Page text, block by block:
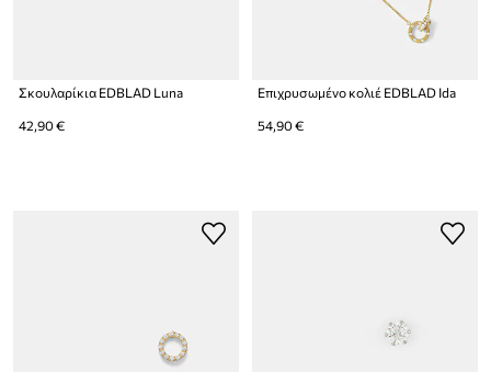
Σκουλαρίκια EDBLAD Luna
42,90 €
Επιχρυσωμένο κολιέ EDBLAD Ida
54,90 €